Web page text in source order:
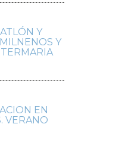
Y
Y
EN
VERANO